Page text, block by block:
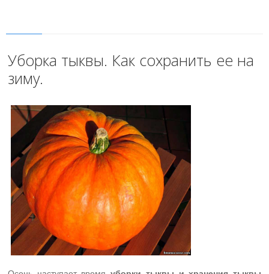
Уборка тыквы. Как сохранить ее на
зиму.